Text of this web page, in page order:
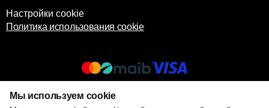
Настройки cookie
Политика использования cookie
© 2017 – 2026 ECOM
Мы используем cookie